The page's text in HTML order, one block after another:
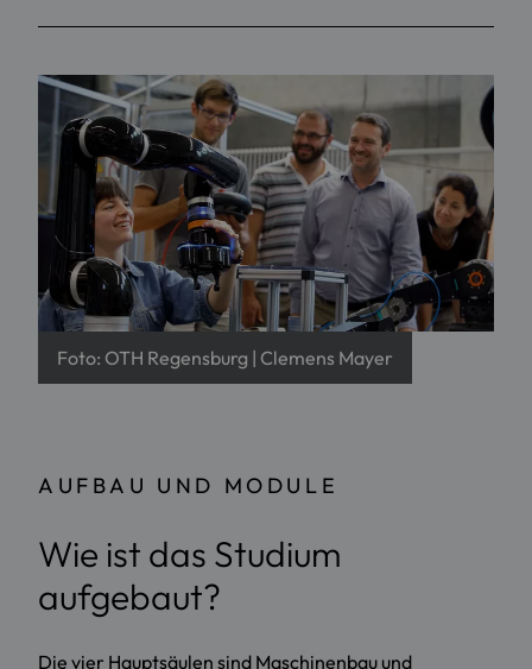
Foto: OTH Regensburg | Clemens Mayer
AUFBAU UND MODULE
Wie ist das Studium
aufgebaut?
Die vier Hauptsäulen sind Maschinenbau und